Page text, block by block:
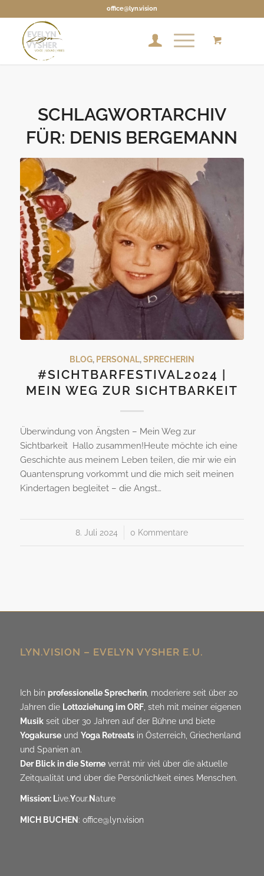
office@lyn.vision
SCHLAGWORTARCHIV
FÜR: DENIS BERGEMANN
BLOG, PERSONAL,SPRECHERIN
#SICHTBARFESTIVAL2024 |
MEIN WEG ZUR SICHTBARKEIT
Überwindung von Ängsten – Mein Weg zur
Sichtbarkeit Hallo zusammen!Heute möchte ich eine
Geschichte aus meinem Leben teilen, die mir wie ein
Quantensprung vorkommt und die mich seit meinen
Kindertagen begleitet – die Angst…
8. Juli 2024
/ 0 Kommentare
LYN.VISION – EVELYN VYSHER E.U.
Ich bin professionelle Sprecherin, moderiere seit über 20
Jahren die Lottoziehung im ORF, steh mit meiner eigenen
Musikseit über 30 Jahren auf der Bühne und biete
Yogakurseund Yoga Retreatsin Österreich, Griechenland
und Spanien an.
Der Blick in die Sterneverrät mir viel über die aktuelle
Zeitqualität und über die Persönlichkeit eines Menschen.
Mission: Live.Your. Nature
MICH BUCHEN : office@lyn.vision